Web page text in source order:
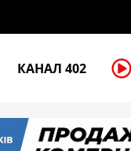
КАНАЛ 402